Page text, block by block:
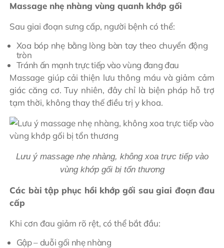
Massage nhẹ nhàng vùng quanh khớp gối
Sau giai đoạn sưng cấp, người bệnh có thể:
Xoa bóp nhẹ bằng lòng bàn tay theo chuyển động
tròn
Tránh ấn mạnh trực tiếp vào vùng đang đau
Massage giúp cải thiện lưu thông máu và giảm cảm
giác căng cơ. Tuy nhiên, đây chỉ là biện pháp hỗ trợ
tạm thời, không thay thế điều trị y khoa.
Lưu ý massage nhẹ nhàng, không xoa trực tiếp vào
vùng khớp gối bị tổn thương
Các bài tập phục hồi khớp gối sau giai đoạn đau
cấp
Khi cơn đau giảm rõ rệt, có thể bắt đầu:
Gập – duỗi gối nhẹ nhàng